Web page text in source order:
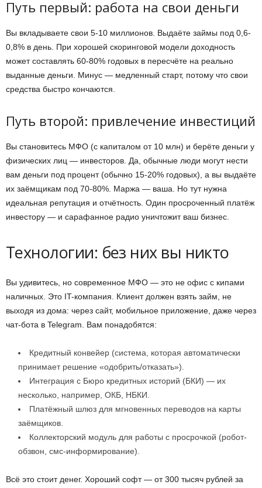
Путь первый: работа на свои деньги
Вы вкладываете свои 5-10 миллионов. Выдаёте займы под 0,6-
0,8% в день. При хорошей скоринговой модели доходность
может составлять 60-80% годовых в пересчёте на реально
выданные деньги. Минус — медленный старт, потому что свои
средства быстро кончаются.
Путь второй: привлечение инвестиций
Вы становитесь МФО (с капиталом от 10 млн) и берёте деньги у
физических лиц — инвесторов. Да, обычные люди могут нести
вам деньги под процент (обычно 15-20% годовых), а вы выдаёте
их заёмщикам под 70-80%. Маржа — ваша. Но тут нужна
идеальная репутация и отчётность. Один просроченный платёж
инвестору — и сарафанное радио уничтожит ваш бизнес.
Технологии: без них вы никто
Вы удивитесь, но современное МФО — это не офис с кипами
наличных. Это IT-компания. Клиент должен взять займ, не
выходя из дома: через сайт, мобильное приложение, даже через
чат-бота в Telegram. Вам понадобятся:
Кредитный конвейер (система, которая автоматически
принимает решение «одобрить/отказать»).
Интеграция с Бюро кредитных историй (БКИ) — их
несколько, например, ОКБ, НБКИ.
Платёжный шлюз для мгновенных переводов на карты
заёмщиков.
Коллекторский модуль для работы с просрочкой (робот-
обзвон, смс-информирование).
Всё это стоит денег. Хороший софт — от 300 тысяч рублей за